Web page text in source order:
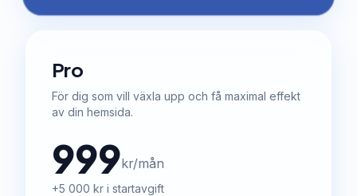
Pro
För dig som vill växla upp och få maximal effekt
av din hemsida.
999kr/mån
+5 000 kr i startavgift